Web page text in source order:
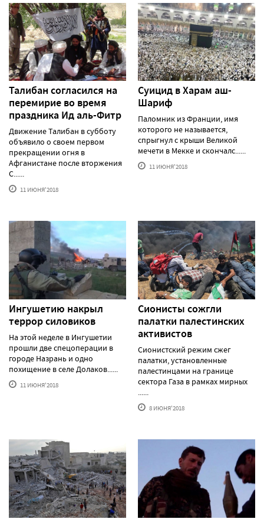
Талибан согласился на
перемирие во время
праздника Ид аль-Фитр
Движение Талибан в субботу
объявило о своем первом
прекращении огня в
Афганистане после вторжения
С......
11 ИЮНЯ'2018
Суицид в Харам аш-
Шариф
Паломник из Франции, имя
которого не называется,
спрыгнул с крыши Великой
мечети в Мекке и скончалс......
11 ИЮНЯ'2018
Ингушетию накрыл
террор силовиков
На этой неделе в Ингушетии
прошли две спецоперации в
городе Назрань и одно
похищение в селе Долаков......
11 ИЮНЯ'2018
Сионисты сожгли
палатки палестинских
активистов
Сионистский режим сжег
палатки, установленные
палестинцами на границе
сектора Газа в рамках мирных
......
8 ИЮНЯ'2018